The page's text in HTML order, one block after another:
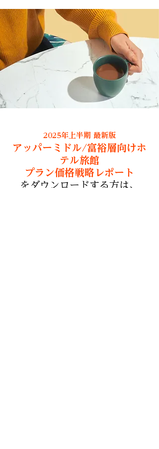
2025年上半期 最新版
アッパーミドル/富裕層向けホ
テル旅館
プラン価格戦略レポート
を ダウンロードする方は、